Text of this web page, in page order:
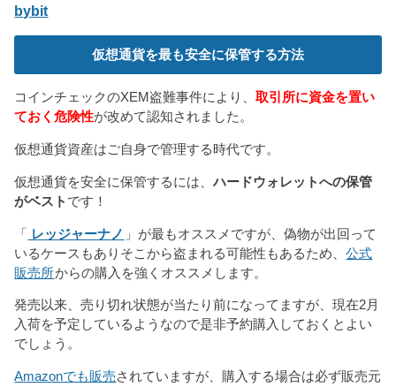
bybit
仮想通貨を最も安全に保管する方法
コインチェックのXEM盗難事件により、取引所に資金を置い
ておく危険性が改めて認知されました。
仮想通貨資産はご自身で管理する時代です。
仮想通貨を安全に保管するには、ハードウォレットへの保管
がベスト です！
「 レッジャーナノ 」が最もオススメですが、偽物が出回って
いるケースもありそこから盗まれる可能性もあるため、公式
販売所からの購入を強くオススメします。
発売以来、売り切れ状態が当たり前になってますが、現在2月
入荷を予定しているようなので是非予約購入しておくとよい
でしょう。
Amazonでも販売されていますが、購入する場合は必ず販売元